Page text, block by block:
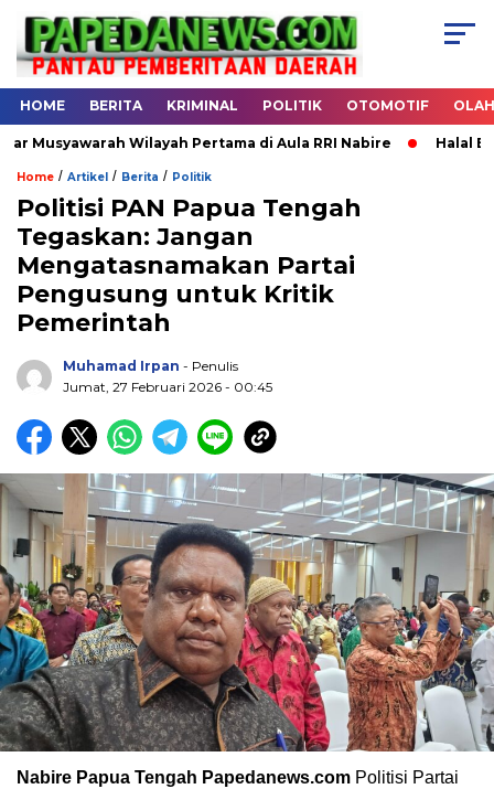
HOME BERITA KRIMINAL POLITIK OTOMOTIF
Wilayah Pertama di Aula RRI Nabire Halal Bihalal
Home / Artikel / Berita / Politik
Politisi PAN Papua Tengah
Tegaskan: Jangan
Mengatasnamakan Partai
Pengusung untuk Kritik
Pemerintah
Muhamad Irpan - Penulis
Jumat, 27 Februari 2026 - 00:45
Nabire Papua Tengah Papedanews.com Politisi Partai
.